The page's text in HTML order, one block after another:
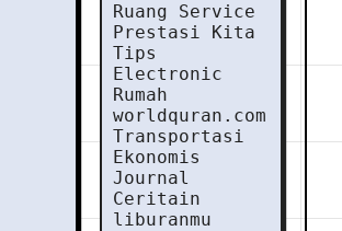
Ruang Service
Prestasi Kita
Tips
Electronic
Rumah
worldquran.com
Transportasi
Ekonomis
Journal
Ceritain
liburanmu